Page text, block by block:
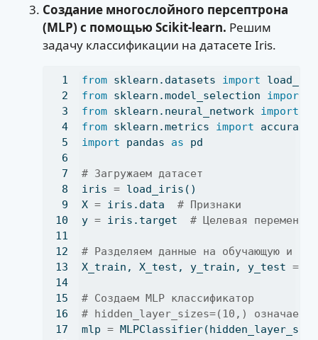
Создание многослойного персептрона
(MLP) с помощью Scikit-learn. Решим
задачу классификации на датасете Iris.
from sklearn.datasets import
from sklearn.model_selection import
from sklearn.neural_network import
from sklearn.metrics import
import pandas as pd
# Загружаем датасет
iris = load_iris()
X = iris.data # Признаки
y = iris.target # Целевая переменная
# Разделяем данные на обучающую и
X_train, X_test, y_train, y_test =
# Создаем MLP классификатор
# hidden_layer_sizes=(10,) означает
mlp =